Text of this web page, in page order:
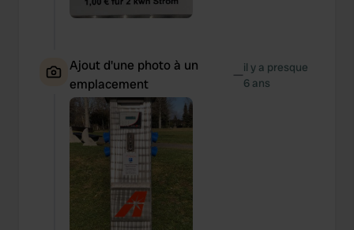
Ajout d'une photo à un
emplacement
—il y a presque
6 ans